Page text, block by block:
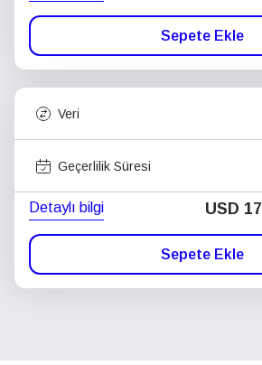
Sepete Ekle
Veri
Geçerlilik Süresi
Detaylı bilgi USD 17
Sepete Ekle